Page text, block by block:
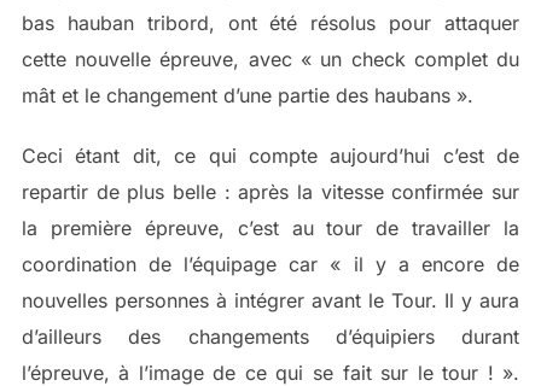
bas hauban tribord, ont été résolus pour attaquer
cette nouvelle épreuve, avec « un check complet du
mât et le changement d’une partie des haubans ».
Ceci étant dit, ce qui compte aujourd’hui c’est de
repartir de plus belle : après la vitesse confirmée sur
la première épreuve, c’est au tour de travailler la
coordination de l’équipage car « il y a encore de
nouvelles personnes à intégrer avant le Tour. Il y aura
d’ailleurs des changements d’équipiers durant
l’épreuve, à l’image de ce qui se fait sur le tour ! ».